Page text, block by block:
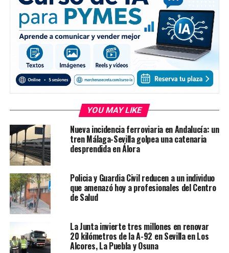
YOU MAY LIKE
Nueva incidencia ferroviaria en Andalucía: un
tren Málaga-Sevilla golpea una catenaria
desprendida en Álora
Policia y Guardia Civil reducen a un individuo
que amenazó hoy a profesionales del Centro
de Salud
La Junta invierte tres millones en renovar
20 kilómetros de la A-92 en Sevilla en Los
Alcores, La Puebla y Osuna